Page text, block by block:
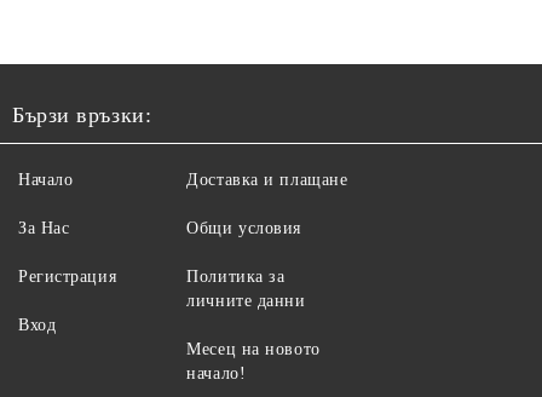
Бързи връзки:
Начало
За Нас
Регистрация
Вход
Доставка и плащане
Общи условия
Политика за
личните данни
Месец на новото
начало!